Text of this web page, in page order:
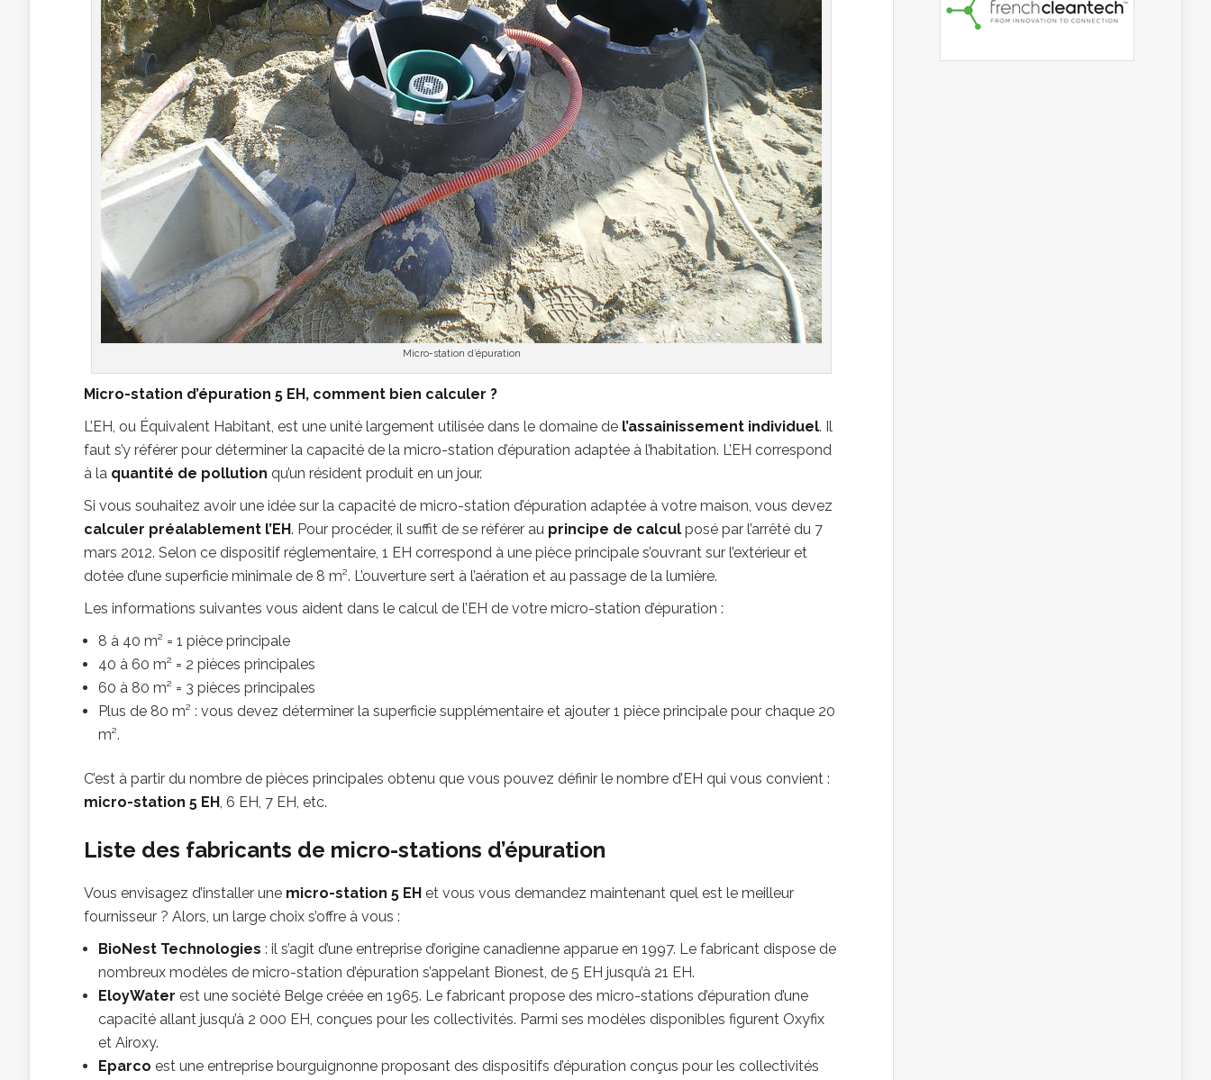
Micro-station d’épuration
Micro-station d’épuration 5 EH, comment bien calculer ?
L’EH, ou Équivalent Habitant, est une unité largement utilisée dans le domaine de l’assainissement individuel. Il
faut s’y référer pour déterminer la capacité de la micro-station d’épuration adaptée à l’habitation. L’EH correspond
à la quantité de pollution qu’un résident produit en un jour.
Si vous souhaitez avoir une idée sur la capacité de micro-station d’épuration adaptée à votre maison, vous devez
calculer préalablement l’EH. Pour procéder, il suffit de se référer au principe de calcul posé par l’arrêté du 7
mars 2012. Selon ce dispositif réglementaire, 1 EH correspond à une pièce principale s’ouvrant sur l’extérieur et
dotée d’une superficie minimale de 8 m². L’ouverture sert à l’aération et au passage de la lumière.
Les informations suivantes vous aident dans le calcul de l’EH de votre micro-station d’épuration :
8 à 40 m² = 1 pièce principale
40 à 60 m² = 2 pièces principales
60 à 80 m² = 3 pièces principales
Plus de 80 m² : vous devez déterminer la superficie supplémentaire et ajouter 1 pièce principale pour chaque 20
m².
C’est à partir du nombre de pièces principales obtenu que vous pouvez définir le nombre d’EH qui vous convient :
micro-station 5 EH, 6 EH, 7 EH, etc.
Liste des fabricants de micro-stations d’épuration
Vous envisagez d’installer une micro-station 5 EH et vous vous demandez maintenant quel est le meilleur
fournisseur ? Alors, un large choix s’offre à vous :
BioNest Technologies : il s’agit d’une entreprise d’origine canadienne apparue en 1997. Le fabricant dispose de
nombreux modèles de micro-station d’épuration s’appelant Bionest, de 5 EH jusqu’à 21 EH.
EloyWater est une société Belge créée en 1965. Le fabricant propose des micro-stations d’épuration d’une
capacité allant jusqu’à 2 000 EH, conçues pour les collectivités. Parmi ses modèles disponibles figurent Oxyfix
et Airoxy.
Eparco est une entreprise bourguignonne proposant des dispositifs d’épuration conçus pour les collectivités